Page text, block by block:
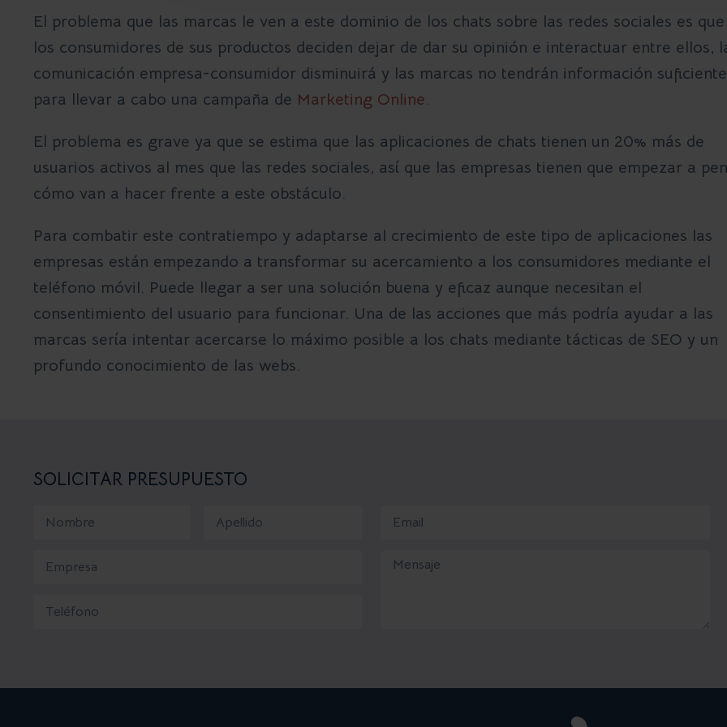
El problema que las marcas le ven a este dominio de los chats sobre las redes sociales es
los consumidores de sus productos deciden dejar de dar su opinión e interactuar entre ellos,
comunicación empresa-consumidor disminuirá y las marcas no tendrán información suficiente
para llevar a cabo una campaña de Marketing Online.
El problema es grave ya que se estima que las aplicaciones de chats tienen un 20% más de
usuarios activos al mes que las redes sociales, así que las empresas tienen que empezar a
cómo van a hacer frente a este obstáculo.
Para combatir este contratiempo y adaptarse al crecimiento de este tipo de aplicaciones las
empresas están empezando a transformar su acercamiento a los consumidores mediante el
teléfono móvil. Puede llegar a ser una solución buena y eficaz aunque necesitan el
consentimiento del usuario para funcionar. Una de las acciones que más podría ayudar a las
marcas sería intentar acercarse lo máximo posible a los chats mediante tácticas de SEO y un
profundo conocimiento de las webs.
SOLICITAR PRESUPUESTO